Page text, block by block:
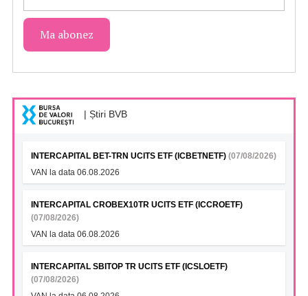
| Știri BVB
INTERCAPITAL BET-TRN UCITS ETF (ICBETNETF) (07/08/2026)
VAN la data 06.08.2026
INTERCAPITAL CROBEX10TR UCITS ETF (ICCROETF)
(07/08/2026)
VAN la data 06.08.2026
INTERCAPITAL SBITOP TR UCITS ETF (ICSLOETF)
(07/08/2026)